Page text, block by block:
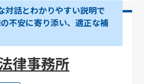
対話とわかりやすい説明で
不安に寄り添い、適正な補
律事務所